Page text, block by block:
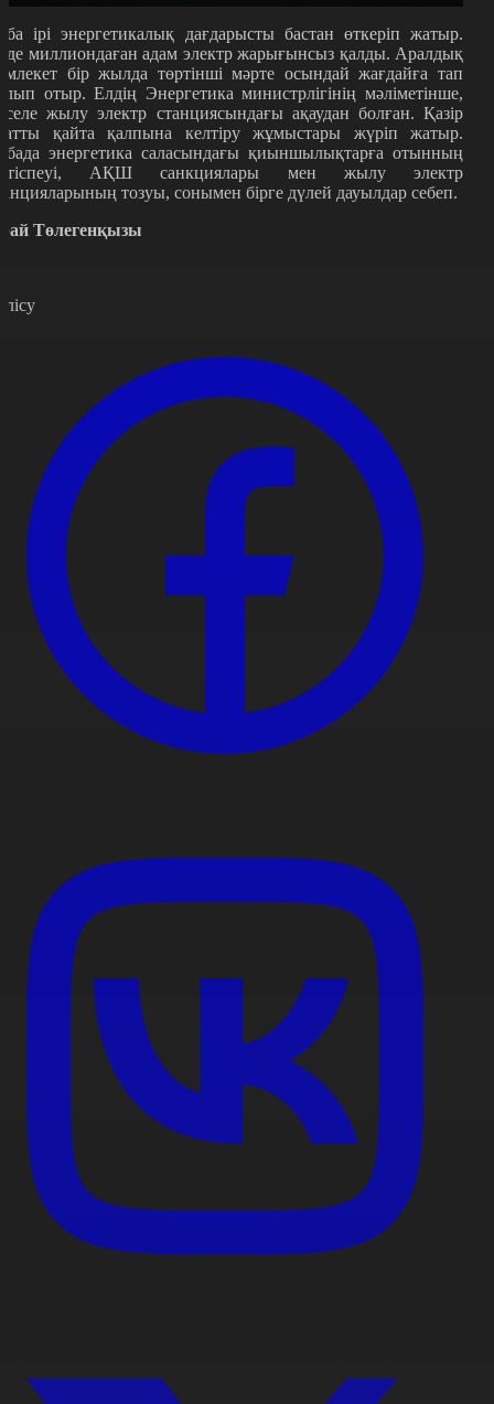
ірі энергетикалық дағдарысты бастан өткеріп жатыр.
миллиондаған адам электр жарығынсыз қалды. Аралдық
бір жылда төртінші мәрте осындай жағдайға тап
отыр. Елдің Энергетика министрлігінің мәліметінше,
жылу электр станциясындағы ақаудан болған. Қазір
қайта қалпына келтіру жұмыстары жүріп жатыр.
энергетика саласындағы қиыншылықтарға отынның
АҚШ санкциялары мен жылу электр
тозуы, сонымен бірге дүлей дауылдар себеп.
Төлегенқызы